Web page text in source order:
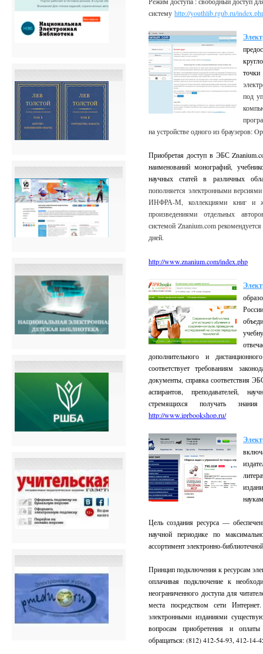
системуhttp://youthlib.rgub.ru/
под
на устройстве одного из браузеров:
Приобретая доступ в ЭБС
наименований монографий,
научных статей в различных
пополняется электронными
ИНФРА-М, коллекциями книг и
произведениями отдельных
системой Znanium.com
дней.
http://www.znanium.com/index.php
дополнительного и
соответствует требованиям
документы, справка соответствия
аспирантов, преподавателей,
стремящихся получать
http://www.iprbookshop.ru/
Цель создания ресурса —
научной периодике по
ассортимент электронно-
Принцип подключения к ресурсам
оплачивая подключение к
неограниченного доступа для
места посредством сети Интернет.
электронными изданиями
вопросам приобретения и оплаты
обращаться: (812) 412-54-93, 412-